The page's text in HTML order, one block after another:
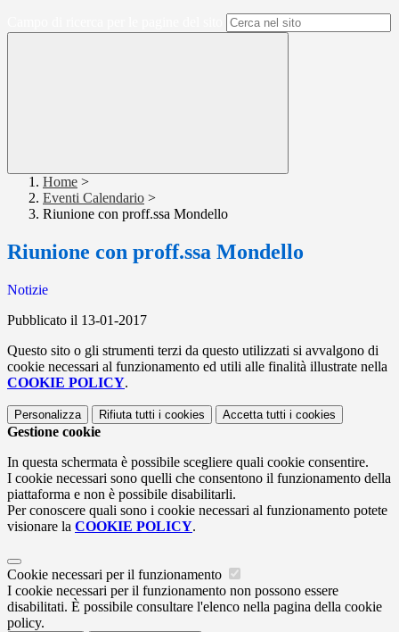
Home >
Eventi Calendario >
Riunione con proff.ssa Mondello
Riunione con proff.ssa Mondello
Notizie
Pubblicato il 13-01-2017
Questo sito o gli strumenti terzi da questo utilizzati si avvalgono di
cookie necessari al funzionamento ed utili alle finalità illustrate nella
COOKIE POLICY.
Personalizza Rifiuta tutti i cookies Accetta tutti i cookies
Gestione cookie
In questa schermata è possibile scegliere quali cookie consentire.
I cookie necessari sono quelli che consentono il funzionamento della
piattaforma e non è possibile disabilitarli.
Per conoscere quali sono i cookie necessari al funzionamento potete
visionare la COOKIE POLICY.
Cookie necessari per il funzionamento
I cookie necessari per il funzionamento non possono essere
disabilitati. È possibile consultare l'elenco nella pagina della cookie
policy.